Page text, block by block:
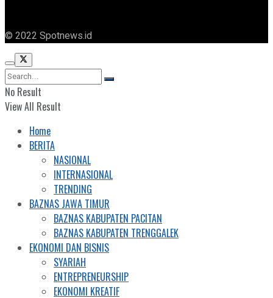
© 2022 Spotnews.id
No Result
View All Result
Home
BERITA
NASIONAL
INTERNASIONAL
TRENDING
BAZNAS JAWA TIMUR
BAZNAS KABUPATEN PACITAN
BAZNAS KABUPATEN TRENGGALEK
EKONOMI DAN BISNIS
SYARIAH
ENTREPRENEURSHIP
EKONOMI KREATIF